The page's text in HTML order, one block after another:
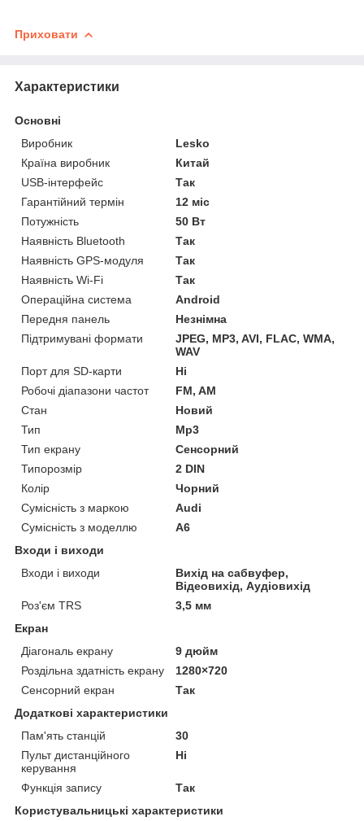
Приховати
Характеристики
Основні
Виробник
Lesko
Країна виробник
Китай
USB-інтерфейс
Так
Гарантійний термін
12 міс
Потужність
50 Вт
Наявність Bluetooth
Так
Наявність GPS-модуля
Так
Наявність Wi-Fi
Так
Операційна система
Android
Передня панель
Незнімна
Підтримувані формати
JPEG, MP3, AVI, FLAC, WMA,
WAV
Порт для SD-карти
Ні
Робочі діапазони частот
FM, AM
Стан
Новий
Тип
Mp3
Тип екрану
Сенсорний
Типорозмір
2 DIN
Колір
Чорний
Сумісність з маркою
Audi
Сумісність з моделлю
A6
Входи і виходи
Входи і виходи
Вихід на сабвуфер,
Відеовихід, Аудіовихід
Роз'єм TRS
3,5 мм
Екран
Діагональ екрану
9 дюйм
Роздільна здатність екрану
1280×720
Сенсорний екран
Так
Додаткові характеристики
Пам'ять станцій
30
Пульт дистанційного
керування
Ні
Функція запису
Так
Користувальницькі характеристики